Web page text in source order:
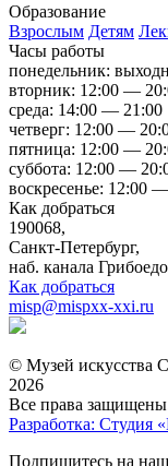
Образование
Взрослым Детям
Часы работы
понедельник:
вторник: 12:00 —
среда: 14:00 — 21:00
четверг: 12:00 —
пятница: 12:00 —
суббота: 12:00 —
воскресенье: 12:00
Как добраться
190068,
Санкт-Петербург,
наб. канала
Как добраться
misp@mispxx-xxi.ru
© Музей искусства
2026
Все права
Разработка: Студия
Подпишитесь на